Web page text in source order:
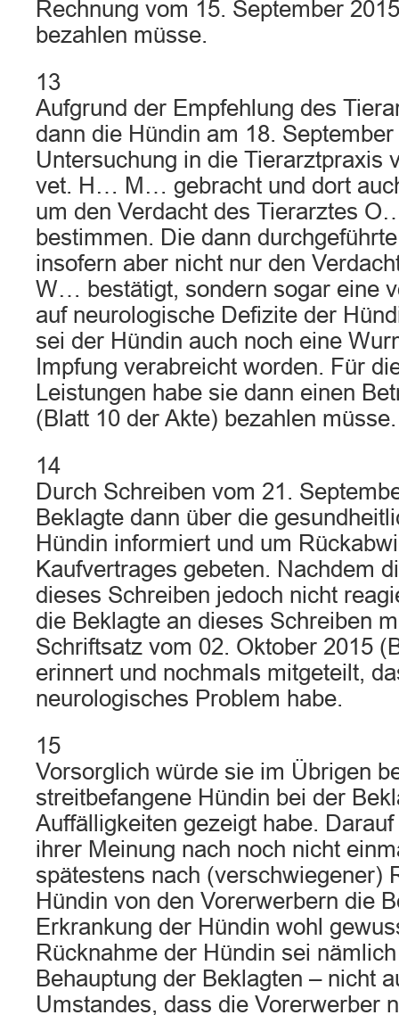
Rechnung vom 15. September
bezahlen müsse.
13
Aufgrund der Empfehlung des
dann die Hündin am 18.
Untersuchung in die Tierarztpraxis
vet. H… M… gebracht und dort
um den Verdacht des Tierarztes
bestimmen. Die dann
insofern aber nicht nur den
W… bestätigt, sondern sogar eine
auf neurologische Defizite der
sei der Hündin auch noch eine
Impfung verabreicht worden. Für
Leistungen habe sie dann einen
(Blatt 10 der Akte) bezahlen müsse.
14
Durch Schreiben vom 21.
Beklagte dann über die
Hündin informiert und um
Kaufvertrages gebeten. Nachdem
dieses Schreiben jedoch nicht
die Beklagte an dieses Schreiben
Schriftsatz vom 02. Oktober 2015
erinnert und nochmals mitgeteilt,
neurologisches Problem habe.
15
Vorsorglich würde sie im Übrigen
streitbefangene Hündin bei der
Auffälligkeiten gezeigt habe.
ihrer Meinung nach noch nicht
spätestens nach (verschwiegener)
Hündin von den Vorerwerbern die
Erkrankung der Hündin wohl
Rücknahme der Hündin sei
Behauptung der Beklagten – nicht
Umstandes, dass die Vorerwerber